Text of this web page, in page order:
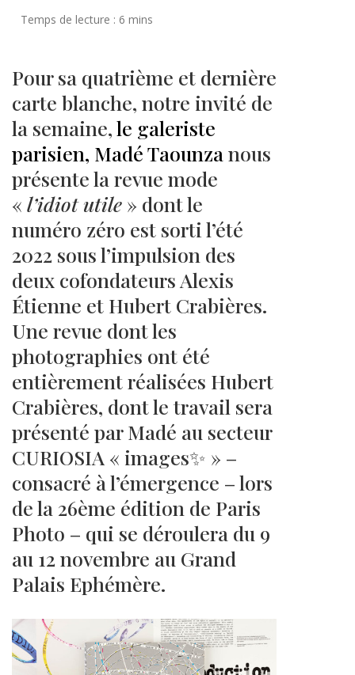
Pour sa quatrième et dernière
carte blanche, notre invité de
la semaine,le galeriste
parisien, Madé Taounza nous
présente la revue mode
« l’idiot utile » dont le
numéro zéro est sorti l’été
2022 sous l’impulsion des
deux cofondateurs Alexis
Étienne et Hubert Crabières.
Une revue dont les
photographies ont été
entièrement réalisées Hubert
Crabières, dont le travail sera
présenté par Madé au secteur
CURIOSIA « images✨ » –
consacré à l’émergence – lors
de la 26ème édition de Paris
Photo – qui se déroulera du 9
au 12 novembre au Grand
Palais Ephémère.